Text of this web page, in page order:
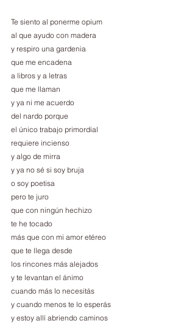
Te siento al ponerme opium
al que ayudo con madera
y respiro una gardenia
que me encadena
a libros y a letras
que me llaman
y ya ni me acuerdo
del nardo porque
el único trabajo primordial
requiere incienso
y algo de mirra
y ya no sé si soy bruja
o soy poetisa
pero te juro
que con ningún hechizo
te he tocado
más que con mi amor etéreo
que te llega desde
los rincones más alejados
y te levantan el ánimo
cuando más lo necesitás
y cuando menos te lo esperás
y estoy allí abriendo caminos